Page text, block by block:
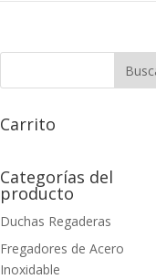
Carrito
Categorías del
producto
Duchas Regaderas
Fregadores de Acero
Inoxidable